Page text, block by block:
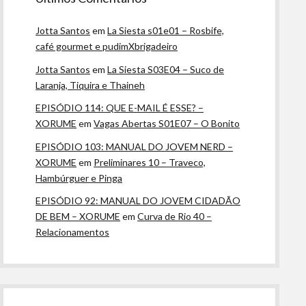
Jotta Santos emLa Siesta s01e01 – Rosbife,
café gourmet e pudimXbrigadeiro
Jotta Santos emLa Siesta S03E04 – Suco de
Laranja, Tiquira e Thaineh
EPISÓDIO 114: QUE E-MAIL É ESSE? –
XORUME emVagas Abertas S01E07 – O Bonito
EPISÓDIO 103: MANUAL DO JOVEM NERD –
XORUME em Preliminares 10 – Traveco,
Hambúrguer e Pinga
EPISÓDIO 92: MANUAL DO JOVEM CIDADÃO
DE BEM – XORUME emCurva de Rio 40 –
Relacionamentos